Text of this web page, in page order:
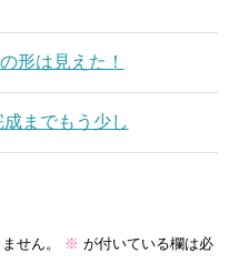
形は見えた！
までもう少し
せん。 ※ が付いている欄は必